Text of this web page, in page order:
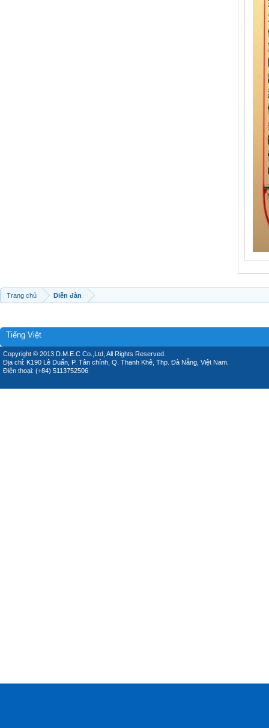
Trang chủ Diễn đàn
Tiếng Việt
Copyright © 2013 D.M.E.C Co.,Ltd, All Rights Reserved.
Địa chỉ: K190 Lê Duẩn, P. Tân chính, Q. Thanh Khê, Thp. Đà Nẵng, Việt Nam.
Điện thoại: (+84) 5113752506